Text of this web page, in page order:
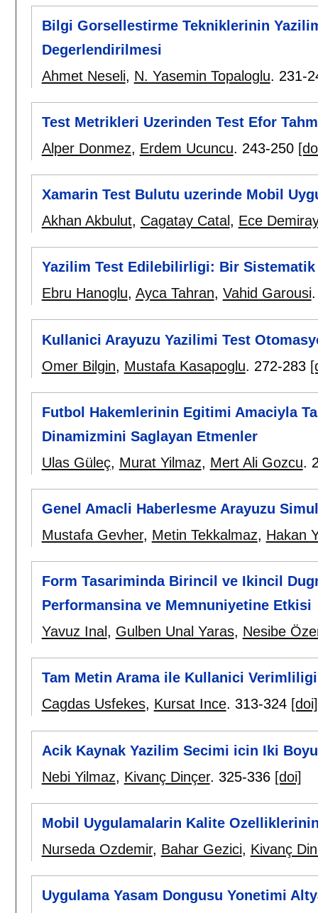
Bilgi Gorsellestirme Tekniklerinin
Degerlendirilmesi
Ahmet Neseli, N. Yasemin Topaloglu. 231-
Test Metrikleri Uzerinden Test Efor
Alper Donmez, Erdem Ucuncu. 243-250
Xamarin Test Bulutu uzerinde Mobil
Akhan Akbulut, Cagatay Catal , Ece Demiray
Yazilim Test Edilebilirligi: Bir
Ebru Hanoglu, Ayca Tahran, Vahid Garousi
Kullanici Arayuzu Yazilimi Test
Omer Bilgin, Mustafa Kasapoglu. 272-283
Futbol Hakemlerinin Egitimi Amaciyla
Dinamizmini Saglayan Etmenler
Ulas Güleç, Murat Yilmaz, Mert Ali Gozcu.
Genel Amacli Haberlesme Arayuzu
Mustafa Gevher, Metin Tekkalmaz, Hakan
Form Tasariminda Birincil ve Ikincil
Performansina ve Memnuniyetine Etkisi
Yavuz Inal , Gulben Unal Yaras, Nesibe
Tam Metin Arama ile Kullanici
Cagdas Usfekes, Kursat Ince. 313-324 [doi]
Acik Kaynak Yazilim Secimi icin Iki
Nebi Yilmaz, Kivanç Dinçer. 325-336 [doi]
Mobil Uygulamalarin Kalite
Nurseda Ozdemir, Bahar Gezici, Kivanç
Uygulama Yasam Dongusu Yonetimi